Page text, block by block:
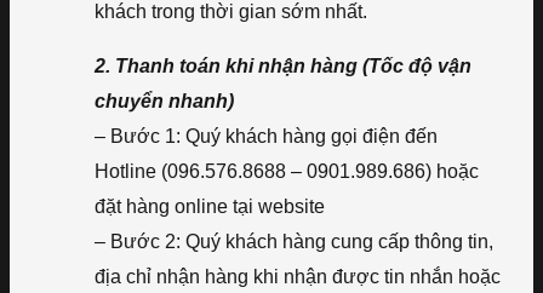
khách trong thời gian sớm nhất.
2. Thanh toán khi nhận hàng (Tốc độ vận
chuyển nhanh)
– Bước 1: Quý khách hàng gọi điện đến
Hotline (096.576.8688 – 0901.989.686) hoặc
đặt hàng online tại website
– Bước 2: Quý khách hàng cung cấp thông tin,
địa chỉ nhận hàng khi nhận được tin nhắn hoặc